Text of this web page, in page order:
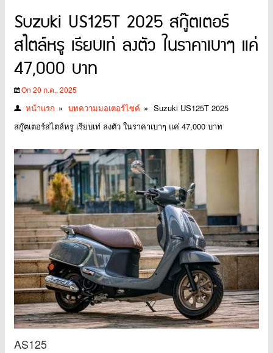
Suzuki US125T 2025 สกู๊ตเตอร์
สไตล์หรู เรียบเท่ ลงตัว ในราคาเบาๆ แค่
47,000 บาท
On 20 ก.ค., 2025
หน้าแรก » บทความมอเตอร์ไซค์ » Suzuki US125T 2025
สกู๊ตเตอร์สไตล์หรู เรียบเท่ ลงตัว ในราคาเบาๆ แค่ 47,000 บาท
AS125